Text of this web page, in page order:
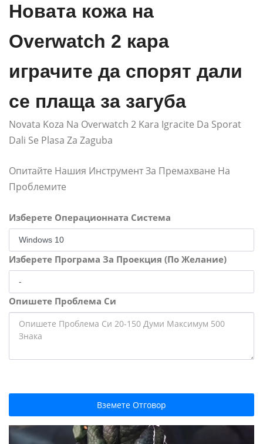
Новата кожа на
Overwatch 2 кара
играчите да спорят дали
се плаща за загуба
Novata Koza Na Overwatch 2 Kara Igracite Da Sporat
Dali Se Plasa Za Zaguba
Опитайте Нашия Инструмент За Премахване На
Проблемите
Изберете Операционната Система
Изберете Програма За Проекция (По Желание)
Опишете Проблема Си
Вземете Отговор